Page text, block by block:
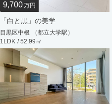
9,700万円
「白と黒」の美学
目黒区中根 （都立大学駅）
1LDK / 52.99㎡